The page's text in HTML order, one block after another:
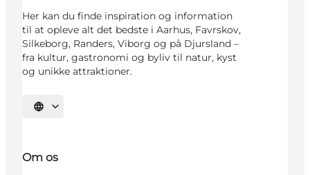
Her kan du finde inspiration og information
til at opleve alt det bedste i Aarhus, Favrskov,
Silkeborg, Randers, Viborg og på Djursland –
fra kultur, gastronomi og byliv til natur, kyst
og unikke attraktioner.
Vælg sprog
Om os